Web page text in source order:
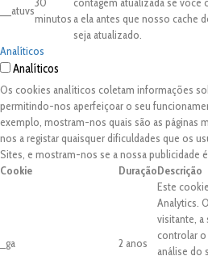
__atuvs
minutos a ela antes que nosso cache
seja atualizado.
Analíticos
Analíticos
Os cookies analíticos coletam informações
permitindo-nos aperfeiçoar o seu
exemplo, mostram-nos quais são as páginas
nos a registar quaisquer dificuldades que os
Sites, e mostram-nos se a nossa publicidade
Cookie
DuraçãoDescrição
_ga 2 anos
Este
Analytics.
visitante, a
controlar
análise do